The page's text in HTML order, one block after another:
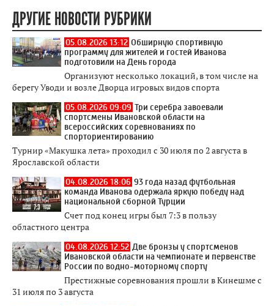
ДРУГИЕ НОВОСТИ РУБРИКИ
05.08.2026 13:12 Обширную спортивную
программу для жителей и гостей Иванова
подготовили на День города
Организуют несколько локаций, в том числе на
берегу Уводи и возле Дворца игровых видов спорта
05.08.2026 09:09 Три серебра завоевали
спортсмены Ивановской области на
всероссийских соревнованиях по
спорториентированию
Турнир «Макушка лета» проходил с 30 июля по 2 августа в
Ярославской области
04.08.2026 18:06 93 года назад футбольная
команда Иванова одержала яркую победу над
национальной сборной Турции
Счет под конец игры был 7:3 в пользу
областного центра
04.08.2026 12:52 Две бронзы у спортсменов
Ивановской области на чемпионате и первенстве
России по водно-моторному спорту
Престижные соревнования прошли в Кинешме с
31 июля по 3 августа